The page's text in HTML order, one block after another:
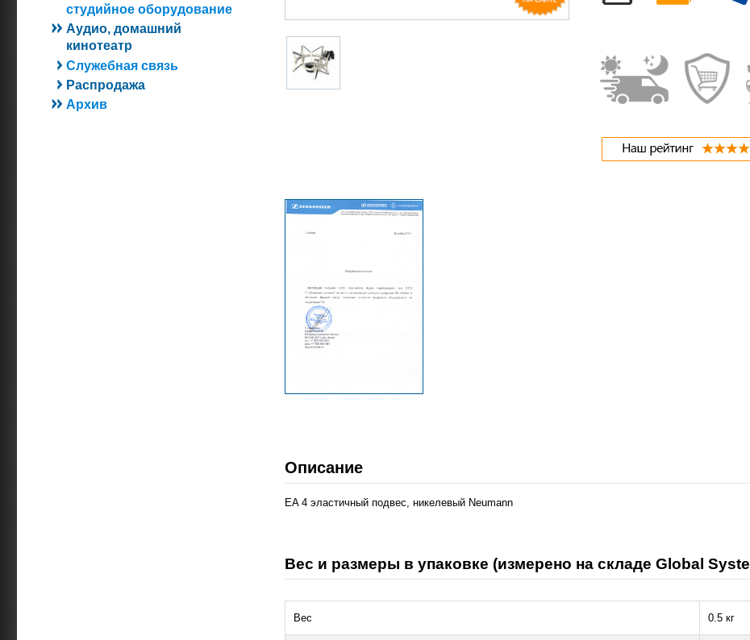
студийное оборудование
Аудио, домашний
кинотеатр
Служебная связь
Распродажа
Архив
Описание
EA 4 эластичный подвес, никелевый Neumann
Вес и размеры в упаковке (измерено на складе Global
Вес 0.5 кг